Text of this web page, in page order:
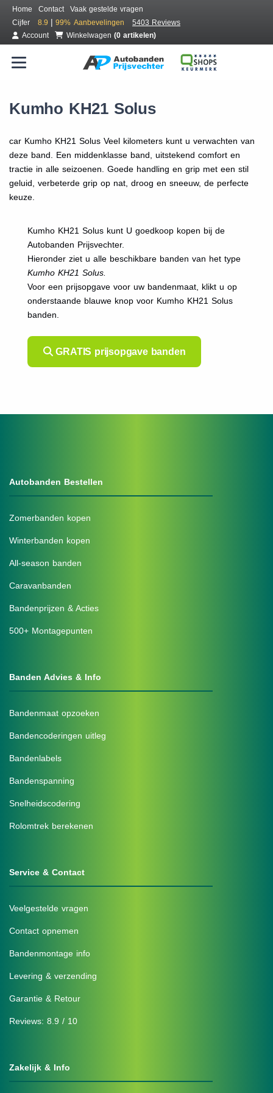
Home Contact
Vaak gestelde vragen
Cijfer
8.9 | 99% Aanbevelingen
5403 Reviews
Account
Winkelwagen (0 artikelen)
Kumho KH21 Solus
car Kumho KH21 Solus Veel kilometers kunt u verwachten van
deze band. Een middenklasse band, uitstekend comfort en
tractie in alle seizoenen. Goede handling en grip met een stil
geluid, verbeterde grip op nat, droog en sneeuw, de perfecte
keuze.
Kumho KH21 Solus kunt U goedkoop kopen bij de
Autobanden Prijsvechter.
Hieronder ziet u alle beschikbare banden van het type
Kumho KH21 Solus.
Voor een prijsopgave voor uw bandenmaat, klikt u op
onderstaande blauwe knop voor Kumho KH21 Solus
banden.
GRATIS prijsopgave banden
Autobanden Bestellen
Zomerbanden kopen
Winterbanden kopen
All-season banden
Caravanbanden
Bandenprijzen & Acties
500+ Montagepunten
Banden Advies & Info
Bandenmaat opzoeken
Bandencoderingen uitleg
Bandenlabels
Bandenspanning
Snelheidscodering
Rolomtrek berekenen
Service & Contact
Veelgestelde vragen
Contact opnemen
Bandenmontage info
Levering & verzending
Garantie & Retour
Reviews: 8.9 / 10
Zakelijk & Info